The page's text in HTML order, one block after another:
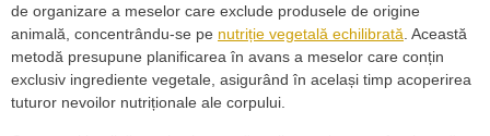
de organizare a meselor care exclude produsele de origine
animală, concentrându-se pe nutriție vegetală echilibrată. Această
metodă presupune planificarea în avans a meselor care conțin
exclusiv ingrediente vegetale, asigurând în același timp acoperirea
tuturor nevoilor nutriționale ale corpului.